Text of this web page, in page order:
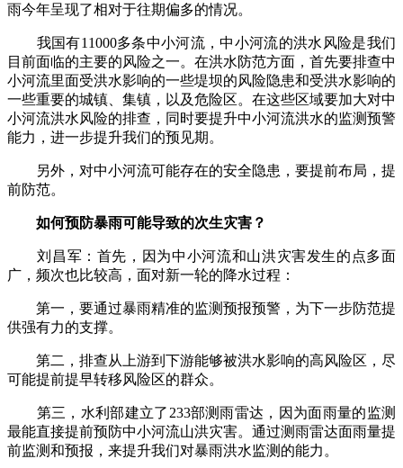
雨今年呈现了相对于往期偏多的情况。
我国有11000多条中小河流，中小河流的洪水风险是我们
目前面临的主要的风险之一。在洪水防范方面，首先要排查中
小河流里面受洪水影响的一些堤坝的风险隐患和受洪水影响的
一些重要的城镇、集镇，以及危险区。在这些区域要加大对中
小河流洪水风险的排查，同时要提升中小河流洪水的监测预警
能力，进一步提升我们的预见期。
另外，对中小河流可能存在的安全隐患，要提前布局，提
前防范。
如何预防暴雨可能导致的次生灾害？
刘昌军：首先，因为中小河流和山洪灾害发生的点多面
广，频次也比较高，面对新一轮的降水过程：
第一，要通过暴雨精准的监测预报预警，为下一步防范提
供强有力的支撑。
第二，排查从上游到下游能够被洪水影响的高风险区，尽
可能提前提早转移风险区的群众。
第三，水利部建立了233部测雨雷达，因为面雨量的监测
最能直接提前预防中小河流山洪灾害。通过测雨雷达面雨量提
前监测和预报，来提升我们对暴雨洪水监测的能力。